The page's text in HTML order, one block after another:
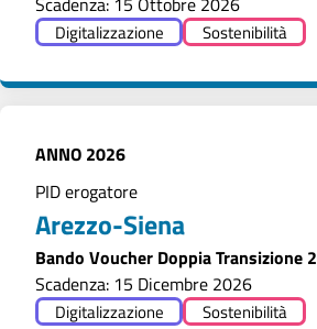
Digitalizzazione Sostenibilità
ANNO 2026
PID erogatore
Arezzo-Siena
Bando Voucher Doppia Transizione
Scadenza: 15 Dicembre 2026
Digitalizzazione Sostenibilità